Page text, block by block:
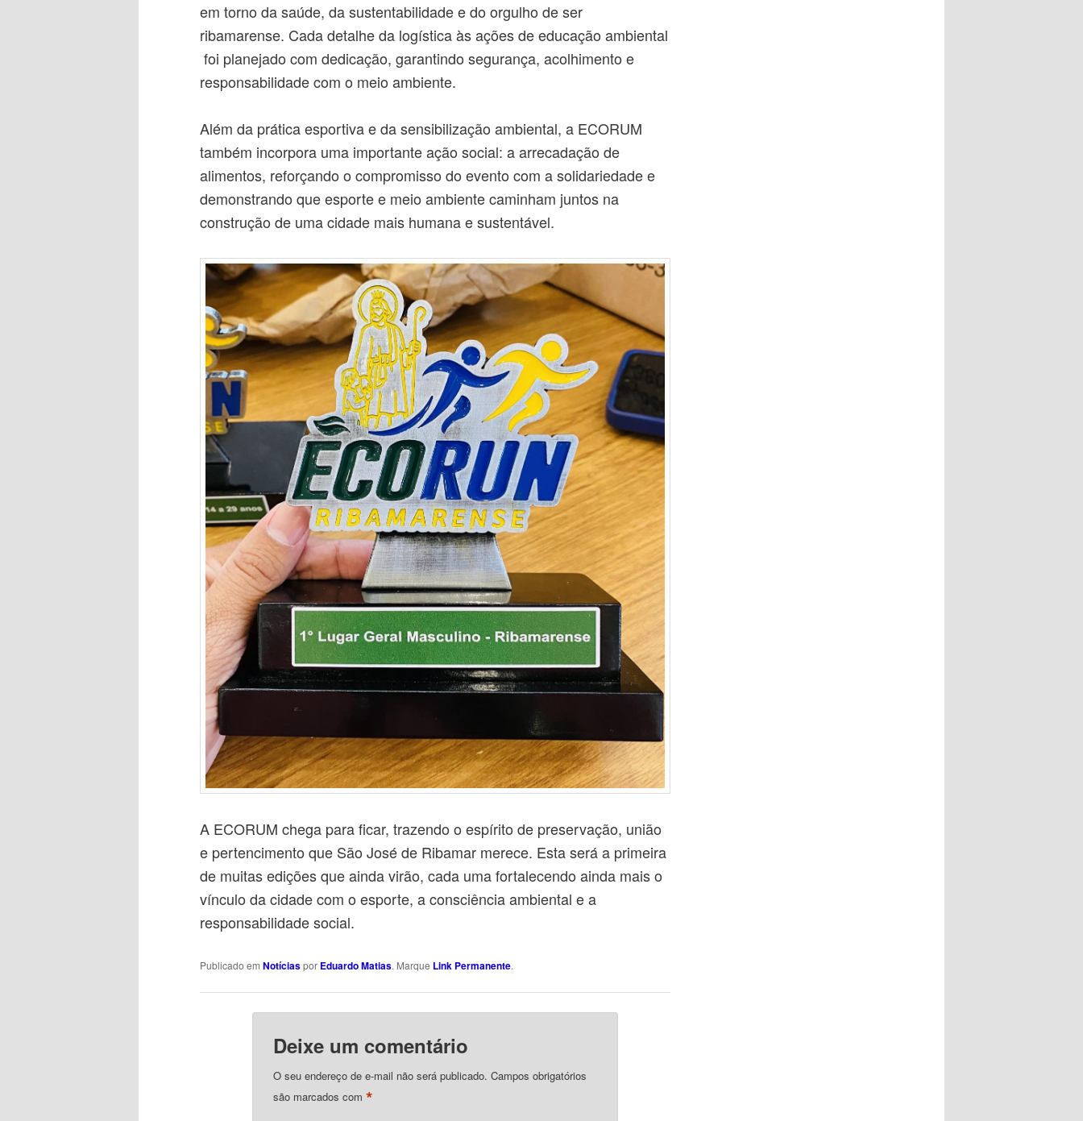
em torno da saúde, da sustentabilidade e do orgulho de ser
ribamarense. Cada detalhe da logística às ações de educação ambiental
foi planejado com dedicação, garantindo segurança, acolhimento e
responsabilidade com o meio ambiente.
Além da prática esportiva e da sensibilização ambiental, a ECORUM
também incorpora uma importante ação social: a arrecadação de
alimentos, reforçando o compromisso do evento com a solidariedade e
demonstrando que esporte e meio ambiente caminham juntos na
construção de uma cidade mais humana e sustentável.
A ECORUM chega para ficar, trazendo o espírito de preservação, união
e pertencimento que São José de Ribamar merece. Esta será a primeira
de muitas edições que ainda virão, cada uma fortalecendo ainda mais o
vínculo da cidade com o esporte, a consciência ambiental e a
responsabilidade social.
Publicado em Notíciaspor Eduardo Matias. Marque Link Permanente.
Deixe um comentário
O seu endereço de e-mail não será publicado. Campos obrigatórios
são marcados com *